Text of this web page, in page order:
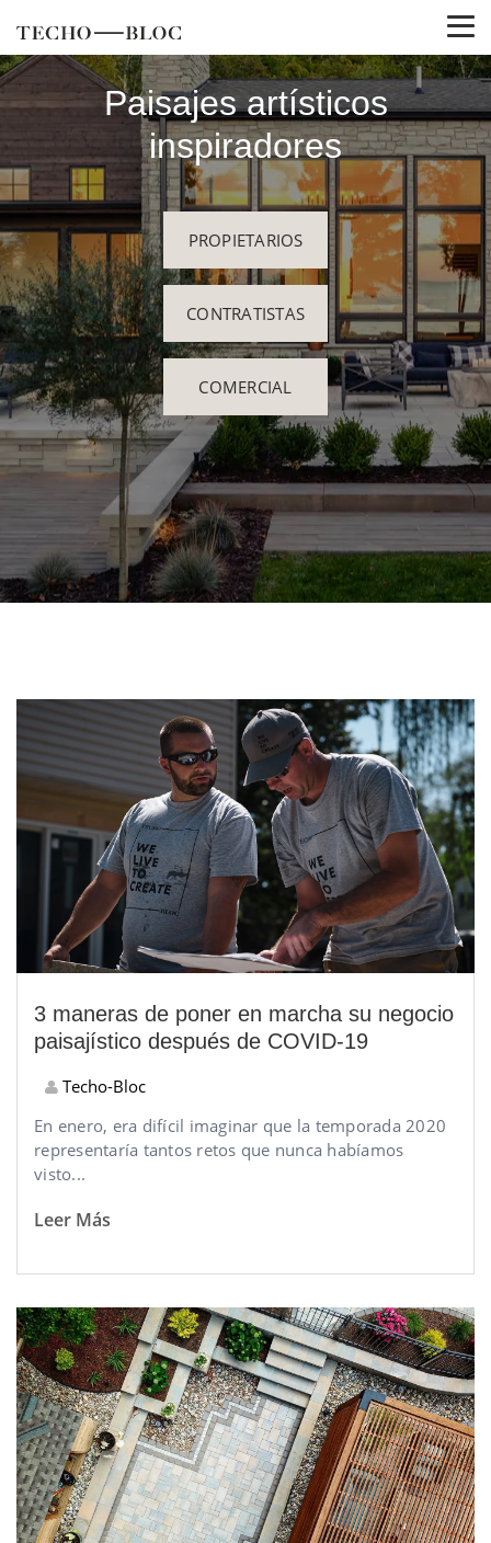
Paisajes artísticos
inspiradores
PROPIETARIOS
CONTRATISTAS
COMERCIAL
3 maneras de poner en marcha su negocio
paisajístico después de COVID-19
Techo-Bloc
En enero, era difícil imaginar que la temporada 2020
representaría tantos retos que nunca habíamos
visto...
Leer Más